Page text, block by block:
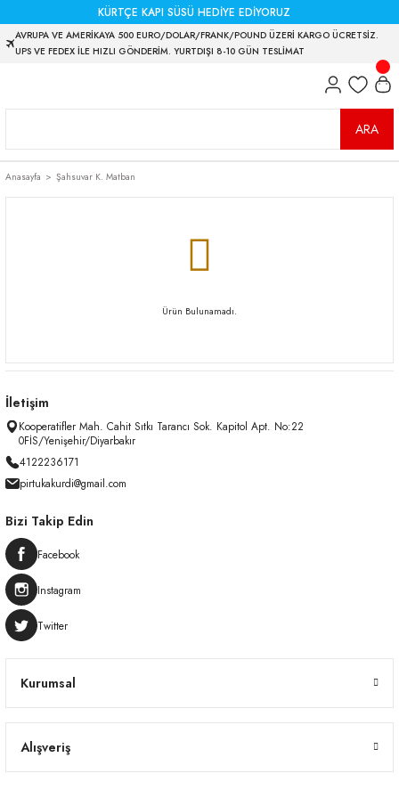
KÜRTÇE KAPI SÜSÜ HEDİYE EDİYORUZ
AVRUPA VE AMERİKAYA 500 EURO/DOLAR/FRANK/POUND ÜZERİ KARGO ÜCRETSİZ.
UPS VE FEDEX İLE HIZLI GÖNDERİM. YURTDIŞI 8-10 GÜN TESLİMAT
ARA
Anasayfa Şahsuvar K. Matban
Ürün Bulunamadı.
İletişim
Kooperatifler Mah. Cahit Sıtkı Tarancı Sok. Kapitol Apt. No:22
0FİS/Yenişehir/Diyarbakır
4122236171
pirtukakurdi@gmail.com
Kurumsal
Alışveriş
Bizi Takip Edin
Facebook
Instagram
Twitter